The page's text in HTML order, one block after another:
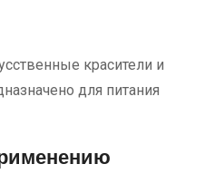
красители и
для питания